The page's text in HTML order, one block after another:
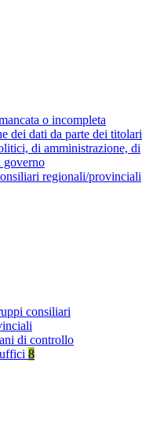
o incompleta
dei dati da parte dei titolari
di amministrazione, di
governo
regionali/provinciali
consiliari
di controllo
8